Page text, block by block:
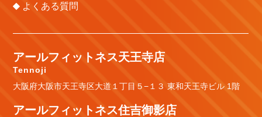
よくある質問
アールフィットネス天王寺店
Tennoji
大阪府大阪市天王寺区大道１丁目５−１３ 東和天王寺ビル 1階
アールフィットネス住吉御影店